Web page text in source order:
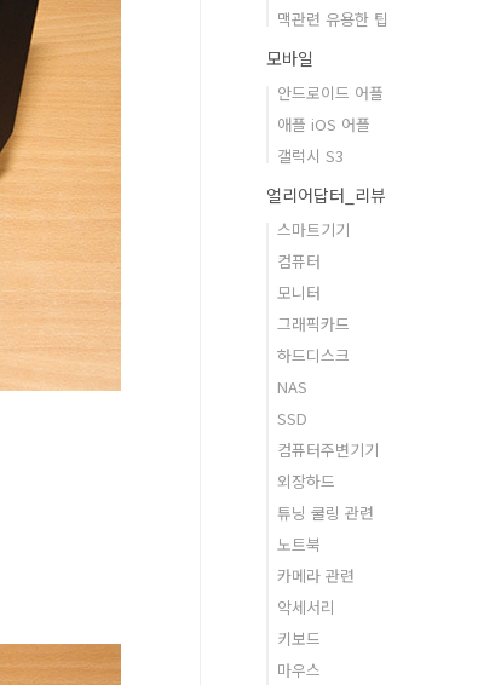
맥관련 유용한 팁
모바일
안드로이드 어플
애플 iOS 어플
갤럭시 S3
얼리어답터_리뷰
스마트기기
컴퓨터
모니터
그래픽카드
하드디스크
NAS
SSD
컴퓨터주변기기
외장하드
튜닝 쿨링 관련
노트북
카메라 관련
악세서리
키보드
마우스